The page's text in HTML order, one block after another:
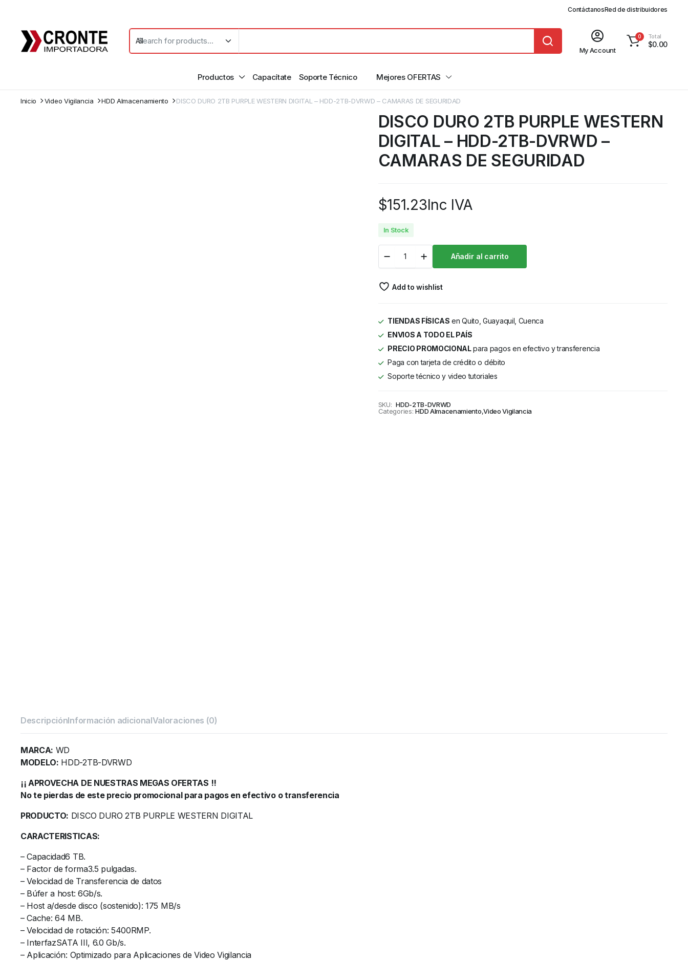
ContáctanosRed de distribuidores
My Account
0 Total
$0.00
Productos Capacítate Soporte Técnico Mejores OFERTAS
Inicio Video Vigilancia HDD Almacenamiento DISCO DURO 2TB PURPLE WESTERN DIGITAL – HDD-2TB-DVRWD – CAMARAS DE SEGURIDAD
DISCO DURO 2TB PURPLE WESTERN
DIGITAL – HDD-2TB-DVRWD –
CAMARAS DE SEGURIDAD
$151.23Inc IVA
In Stock
Añadir al carrito
Add to wishlist
TIENDAS FÍSICAS en Quito, Guayaquil, Cuenca
ENVIOS A TODO EL PAÍS
PRECIO PROMOCIONALpara pagos en efectivo y transferencia
Paga con tarjeta de crédito o débito
Soporte técnico y video tutoriales
SKU: HDD-2TB-DVRWD
Categories: HDD Almacenamiento,Video Vigilancia
DescripciónInformación adicionalValoraciones (0)
MARCA: WD
MODELO: HDD-2TB-DVRWD
¡¡ APROVECHA DE NUESTRAS MEGAS OFERTAS !!
No te pierdas de este precio promocional para pagos en efectivo o transferencia
PRODUCTO: DISCO DURO 2TB PURPLE WESTERN DIGITAL
CARACTERISTICAS:
– Capacidad6 TB.
– Factor de forma3.5 pulgadas.
– Velocidad de Transferencia de datos
– Búfer a host: 6Gb/s.
– Host a/desde disco (sostenido): 175 MB/s
– Cache: 64 MB.
– Velocidad de rotación: 5400RMP.
– InterfazSATA III, 6.0 Gb/s.
– Aplicación: Optimizado para Aplicaciones de Video Vigilancia